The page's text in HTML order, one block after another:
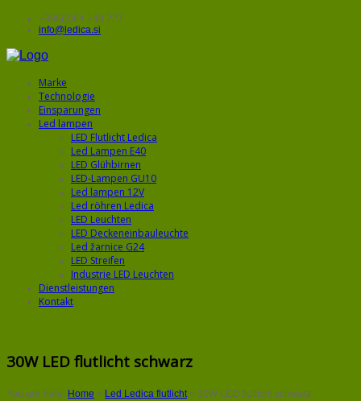
+386(0)64 148 227
info@ledica.si
Marke
Technologie
Einsparungen
Led lampen
LED Flutlicht Ledica
Led Lampen E40
LED Glühbirnen
LED-Lampen GU10
Led lampen 12V
Led röhren Ledica
LED Leuchten
LED Deckeneinbauleuchte
Led žarnice G24
LED Streifen
Industrie LED Leuchten
Dienstleistungen
Kontakt
30W LED flutlicht schwarz
You are here: Home » Led Ledica flutlicht » 30W LED flutlicht schwarz